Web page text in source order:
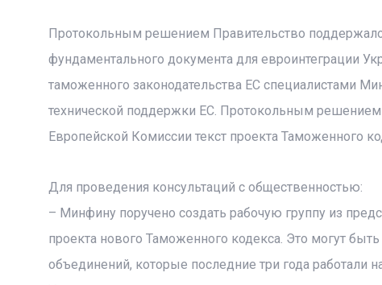
Протокольным решением Правительство
фундаментального документа для евроинтеграции
таможенного законодательства ЕС специалистами
технической поддержки ЕС. Протокольным решением
Европейской Комиссии текст проекта Таможенного
Для проведения консультаций с общественностью:
– Минфину поручено создать рабочую группу из
проекта нового Таможенного кодекса. Это могут
объединений, которые последние три года работали